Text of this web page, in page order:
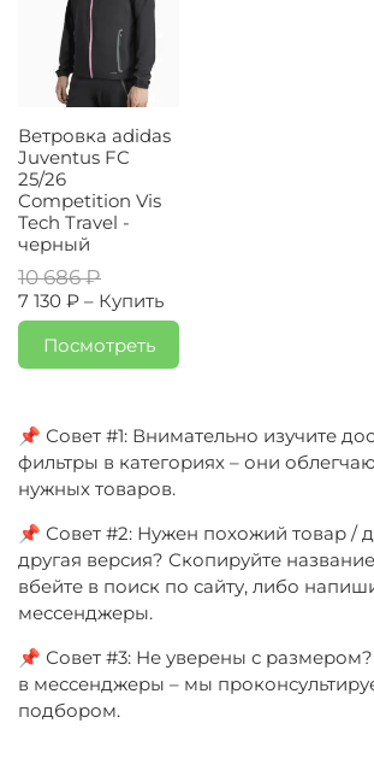
Ветровка adidas
Juventus FC
25/26
Competition Vis
Tech Travel -
черный
10 686 ₽
7 130 ₽ – Купить
Посмотреть
📌 Совет #1: Внимательно изучите
фильтры в категориях – они
нужных товаров.
📌 Совет #2: Нужен похожий товар /
другая версия? Скопируйте
вбейте в поиск по сайту, либо
мессенджеры.
📌 Совет #3: Не уверены с
в мессенджеры – мы
подбором.